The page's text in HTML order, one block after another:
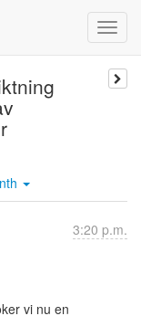
3:20 p.m.